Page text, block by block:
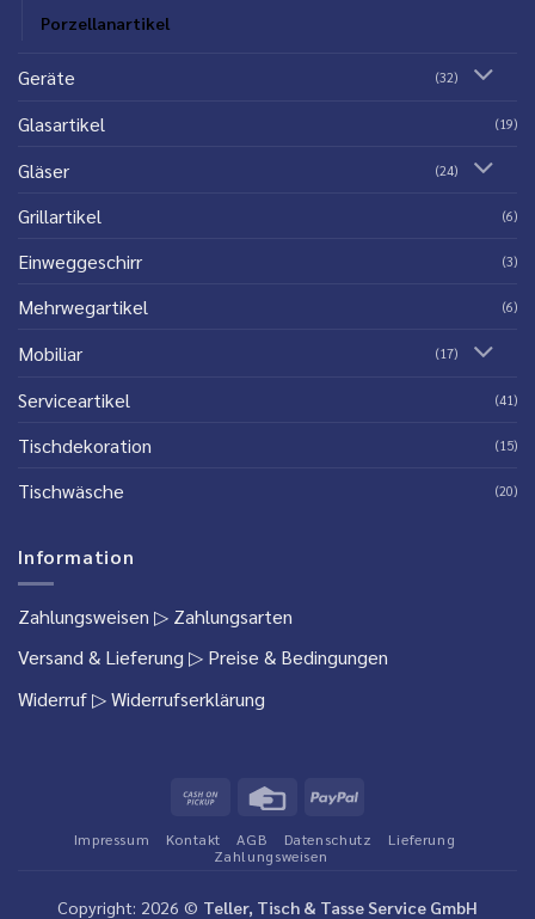
Porzellanartikel
Geräte (32)
Glasartikel (19)
Gläser (24)
Grillartikel (6)
Einweggeschirr (3)
Mehrwegartikel (6)
Mobiliar (17)
Serviceartikel (41)
Tischdekoration (15)
Tischwäsche (20)
Information
Zahlungsweisen ▷ Zahlungsarten
Versand & Lieferung ▷ Preise & Bedingungen
Widerruf▷ Widerrufserklärung
Cash
Pickup
Credit
PayPal
Impressum Kontakt AGB Datenschutz
Lieferung
Zahlungsweisen
Copyright: 2026 © Teller, Tisch & Tasse Service GmbH